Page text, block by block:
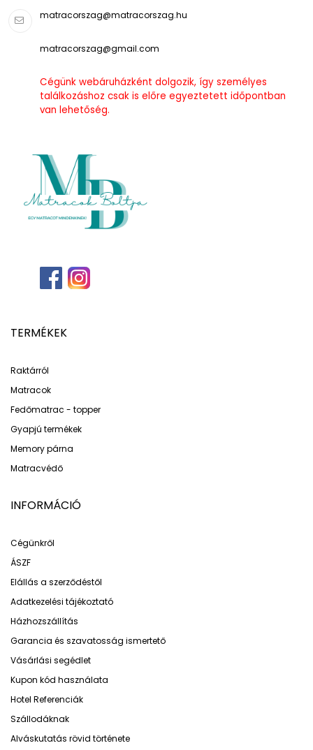
matracorszag@matracorszag.hu
matracorszag@gmail.com
Cégünk webáruházként dolgozik, így személyes
találkozáshoz csak is előre egyeztetett időpontban
van lehetőség.
TERMÉKEK
Raktárról
Matracok
Fedőmatrac - topper
Gyapjú termékek
Memory párna
Matracvédő
INFORMÁCIÓ
Cégünkről
ÁSZF
Elállás a szerződéstől
Adatkezelési tájékoztató
Házhozszállítás
Garancia és szavatosság ismertető
Vásárlási segédlet
Kupon kód használata
Hotel Referenciák
Szállodáknak
Alváskutatás rövid története